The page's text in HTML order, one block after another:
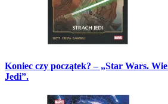
Koniec czy początek? – „Star Wars.
Jedi”.